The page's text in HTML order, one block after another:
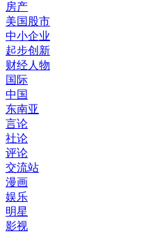
房产
美国股市
中小企业
起步创新
财经人物
国际
中国
东南亚
言论
社论
评论
交流站
漫画
娱乐
明星
影视